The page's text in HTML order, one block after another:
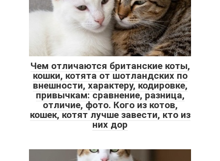
Чем отличаются британские коты,
кошки, котята от шотландских по
внешности, характеру, кодировке,
привычкам: сравнение, разница,
отличие, фото. Кого из котов,
кошек, котят лучше завести, кто из
них дор